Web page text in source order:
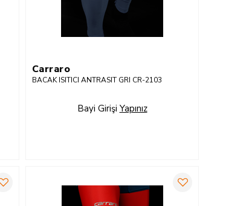
Carraro
BACAK ISITICI ANTRASIT GRI CR-2103
Bayi Girişi Yapınız